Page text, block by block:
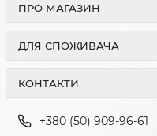
ПРО МАГАЗИН
ДЛЯ СПОЖИВАЧА
КОНТАКТИ
+380 (50) 909-96-61